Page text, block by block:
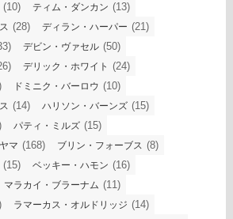
(10) ティム・ダンカン (13)
(28) ディラン・ハーパー (21)
デビン・ヴァセル (50)
デリック・ホワイト (24)
ドミニク・バーロウ (10)
(14) ハリソン・バーンズ (15)
パティ・ミルズ (15)
マ (168) ブリン・フォーブス (8)
(15) ベッキー・ハモン (16)
マラカイ・ブラーナム (11)
ラマーカス・オルドリッジ (14)